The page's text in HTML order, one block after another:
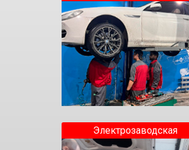
Электрозаводская